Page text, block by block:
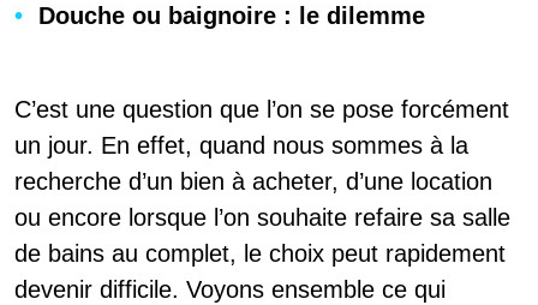
Douche ou baignoire : le dilemme
C’est une question que l’on se pose forcément
un jour. En effet, quand nous sommes à la
recherche d’un bien à acheter, d’une location
ou encore lorsque l’on souhaite refaire sa salle
de bains au complet, le choix peut rapidement
devenir difficile. Voyons ensemble ce qui